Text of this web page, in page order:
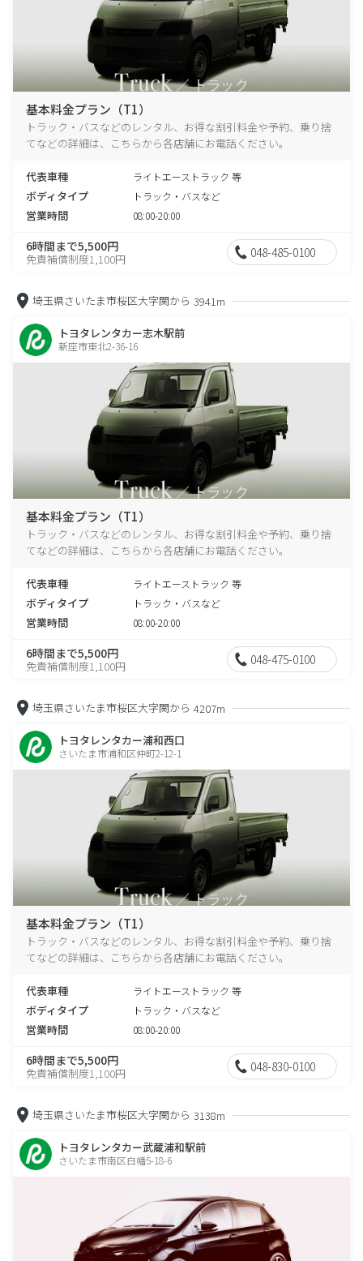
基本料金プラン（T1）
トラック・バスなどのレンタル、お得な割引料金や予約、乗り捨
てなどの詳細は、こちらから各店舗にお電話ください。
代表車種 ライトエーストラック 等
ボディタイプ トラック・バスなど
営業時間 08:00-20:00
6時間まで5,500円
免責補償制度1,100円 048-485-0100
埼玉県さいたま市桜区大字関から 3941m
トヨタレンタカー志木駅前
新座市東北2-36-16
基本料金プラン（T1）
トラック・バスなどのレンタル、お得な割引料金や予約、乗り捨
てなどの詳細は、こちらから各店舗にお電話ください。
代表車種 ライトエーストラック 等
ボディタイプ トラック・バスなど
営業時間 08:00-20:00
6時間まで5,500円
免責補償制度1,100円 048-475-0100
埼玉県さいたま市桜区大字関から 4207m
トヨタレンタカー浦和西口
さいたま市浦和区仲町2-12-1
基本料金プラン（T1）
トラック・バスなどのレンタル、お得な割引料金や予約、乗り捨
てなどの詳細は、こちらから各店舗にお電話ください。
代表車種 ライトエーストラック 等
ボディタイプ トラック・バスなど
営業時間 08:00-20:00
6時間まで5,500円
免責補償制度1,100円 048-830-0100
埼玉県さいたま市桜区大字関から 3138m
トヨタレンタカー武蔵浦和駅前
さいたま市南区白幡5-18-6